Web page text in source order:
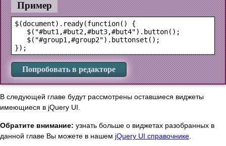
Пример
$(document).ready(function() {
   $("#but1,#but2,#but3,#but4").button();
   $("#group1,#group2").buttonset();
Попробовать в редакторе
В следующей главе будут рассмотрены оставшиеся виджеты
имеющиеся в jQuery UI.
Обратите внимание: узнать больше о виджетах разобранных в
данной главе Вы можете в нашем jQuery UI справочнике